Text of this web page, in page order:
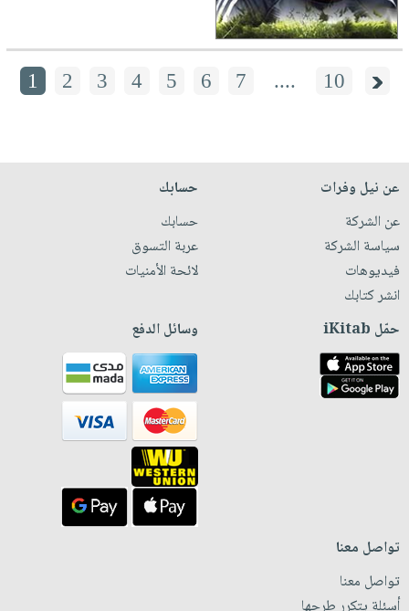
1 2 3 4 5 6 7 .... 10
عن نيل وفرات
عن الشركة
سياسة الشركة
فيديوهات
انشر كتابك
حسابك
حسابك
عربة التسوق
لائحة الأمنيات
حمّل iKitab وسائل الدفع
تواصل معنا
تواصل معنا